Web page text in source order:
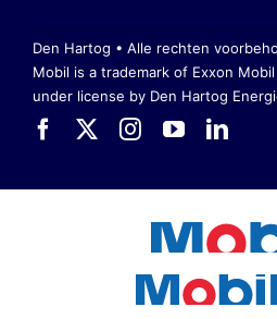
Den Hartog • Alle rechten
Mobil is a trademark of Exxon
under license by Den Hartog